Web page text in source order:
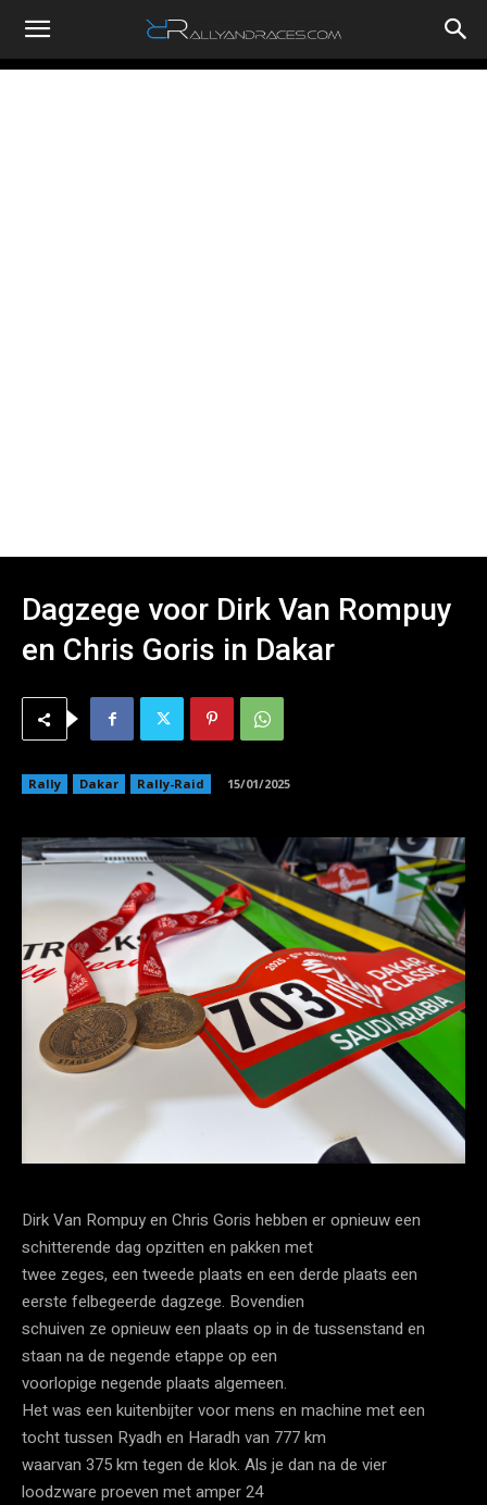
RallyandRaces.com
Dagzege voor Dirk Van Rompuy
en Chris Goris in Dakar
Rally Dakar Rally-Raid 15/01/2025
Dirk Van Rompuy en Chris Goris hebben er opnieuw een
schitterende dag opzitten en pakken met
twee zeges, een tweede plaats en een derde plaats een
eerste felbegeerde dagzege. Bovendien
schuiven ze opnieuw een plaats op in de tussenstand en
staan na de negende etappe op een
voorlopige negende plaats algemeen.
Het was een kuitenbijter voor mens en machine met een
tocht tussen Ryadh en Haradh van 777 km
waarvan 375 km tegen de klok. Als je dan na de vier
loodzware proeven met amper 24